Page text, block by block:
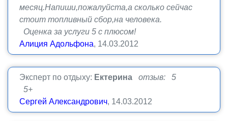
месяц.Напиши,пожалуйста,а сколько сейчас
стоит топливный сбор,на человека.
Оценка за услуги 5 с плюсом!
Алиция Адольфона, 14.03.2012
Эксперт по отдыху: Ектерина
отзыв: 5
5+
Сергей Александрович, 14.03.2012